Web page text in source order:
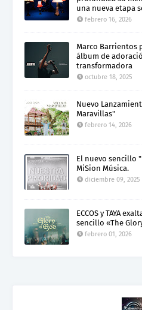
una nueva etapa
febrero 16, 2026
Marco Barrientos
álbum de
transformadora
octubre 18, 2025
Nuevo
Maravillas"
febrero 14, 2026
El nuevo sencillo
MiSion Música.
diciembre 09, 2025
ECCOS y TAYA
sencillo «The
febrero 01, 2026